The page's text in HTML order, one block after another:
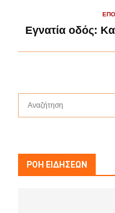
Εγνατία οδός:
f
ΡΟΗ ΕΙΔΗΣΕΩΝ